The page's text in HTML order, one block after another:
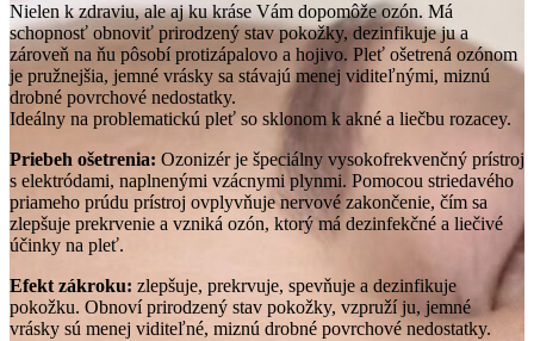
Nielen k zdraviu, ale aj ku kráse Vám dopomôže ozón. Má
schopnosť obnoviť prirodzený stav pokožky, dezinfikuje ju a
zároveň na ňu pôsobí protizápalovo a hojivo. Pleť ošetrená ozónom
je pružnejšia, jemné vrásky sa stávajú menej viditeľnými, miznú
drobné povrchové nedostatky.
Ideálny na problematickú pleť so sklonom k akné a liečbu rozacey.
Priebeh ošetrenia: Ozonizér je špeciálny vysokofrekvenčný prístroj
s elektródami, naplnenými vzácnymi plynmi. Pomocou striedavého
priameho prúdu prístroj ovplyvňuje nervové zakončenie, čím sa
zlepšuje prekrvenie a vzniká ozón, ktorý má dezinfekčné a liečivé
účinky na pleť.
Efekt zákroku: zlepšuje, prekrvuje, spevňuje a dezinfikuje
pokožku. Obnoví prirodzený stav pokožky, vzpruží ju, jemné
vrásky sú menej viditeľné, miznú drobné povrchové nedostatky.